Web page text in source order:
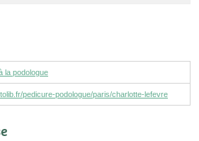
la podologue
pedicure-podologue/paris/charlotte-lefevre